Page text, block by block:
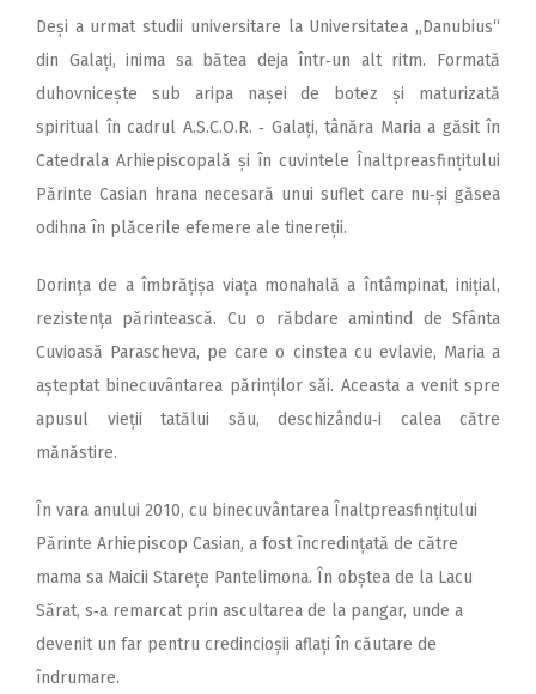
Deși a urmat studii universitare la Universitatea „Danubius“
din Galați, inima sa bătea deja într‑un alt ritm. Formată
duhovnicește sub aripa nașei de botez și maturizată
spiritual în cadrul A.S.C.O.R. ‑ Galați, tânăra Maria a găsit în
Catedrala Arhiepiscopală și în cuvintele Înaltpreasfințitului
Părinte Casian hrana necesară unui suflet care nu‑și găsea
odihna în plăcerile efemere ale tinereții.
Dorința de a îmbrățișa viața monahală a întâmpinat, inițial,
rezistența părintească. Cu o răbdare amintind de Sfânta
Cuvioasă Parascheva, pe care o cinstea cu evlavie, Maria a
așteptat binecuvântarea părinților săi. Aceasta a venit spre
apusul vieții tatălui său, deschizându‑i calea către
mănăstire.
În vara anului 2010, cu binecuvântarea Înaltpreasfințitului
Părinte Arhiepiscop Casian, a fost încredințată de către
mama sa Maicii Starețe Pantelimona. În obștea de la Lacu
Sărat, s‑a remarcat prin ascultarea de la pangar, unde a
devenit un far pentru credincioșii aflați în căutare de
îndrumare.